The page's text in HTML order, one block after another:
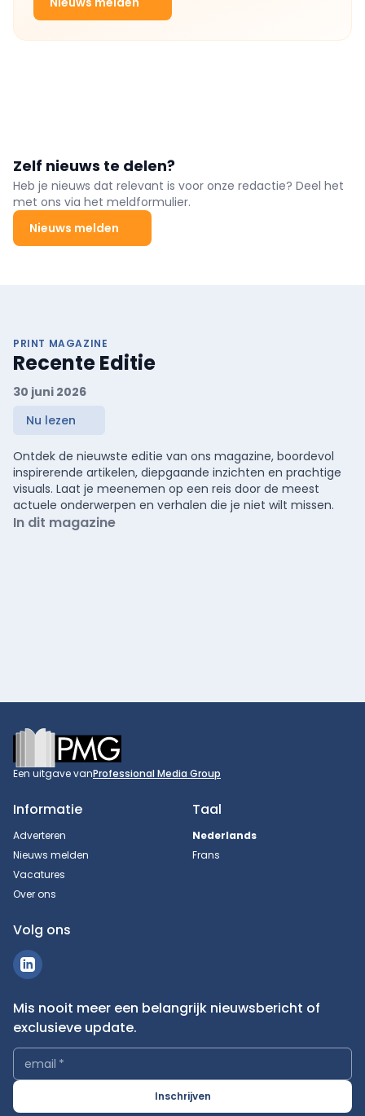
Zelf nieuws te delen?
Heb je nieuws dat relevant is voor onze redactie? Deel het
met ons via het meldformulier.
Nieuws melden
PRINT MAGAZINE
Recente Editie
30 juni 2026
Nu lezen
Ontdek de nieuwste editie van ons magazine, boordevol
inspirerende artikelen, diepgaande inzichten en prachtige
visuals. Laat je meenemen op een reis door de meest
actuele onderwerpen en verhalen die je niet wilt missen.
In dit magazine
Footer
Een uitgave vanProfessional Media Group
Informatie
Adverteren
Nieuws melden
Vacatures
Over ons
Taal
Nederlands
Frans
Volg ons
Mis nooit meer een belangrijk nieuwsbericht of
exclusieve update.
email *
Inschrijven